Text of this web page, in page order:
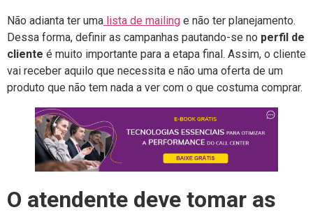
Não adianta ter uma lista de mailing e não ter planejamento.
Dessa forma, definir as campanhas pautando-se no perfil de
cliente é muito importante para a etapa final. Assim, o cliente
vai receber aquilo que necessita e não uma oferta de um
produto que não tem nada a ver com o que costuma comprar.
O atendente deve tomar as